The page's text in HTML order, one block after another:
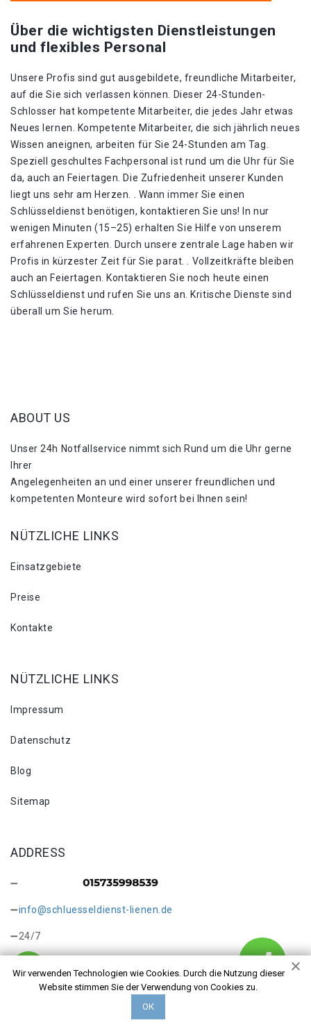
Über die wichtigsten Dienstleistungen
und flexibles Personal
Unsere Profis sind gut ausgebildete, freundliche Mitarbeiter,
auf die Sie sich verlassen können. Dieser 24-Stunden-
Schlosser hat kompetente Mitarbeiter, die jedes Jahr etwas
Neues lernen. Kompetente Mitarbeiter, die sich jährlich neues
Wissen aneignen, arbeiten für Sie 24-Stunden am Tag.
Speziell geschultes Fachpersonal ist rund um die Uhr für Sie
da, auch an Feiertagen. Die Zufriedenheit unserer Kunden
liegt uns sehr am Herzen. . Wann immer Sie einen
Schlüsseldienst benötigen, kontaktieren Sie uns! In nur
wenigen Minuten (15–25) erhalten Sie Hilfe von unserem
erfahrenen Experten. Durch unsere zentrale Lage haben wir
Profis in kürzester Zeit für Sie parat. . Vollzeitkräfte bleiben
auch an Feiertagen. Kontaktieren Sie noch heute einen
Schlüsseldienst und rufen Sie uns an. Kritische Dienste sind
überall um Sie herum.
Wir verwenden Technologien wie Cookies. Durch die Nutzung dieser
Website stimmen Sie der Verwendung von Cookies zu.
ОК
ABOUT US
Unser 24h Notfallservice nimmt sich Rund um die Uhr gerne
Ihrer
Angelegenheiten an und einer unserer freundlichen und
kompetenten Monteure wird sofort bei Ihnen sein!
NÜTZLICHE LINKS
Einsatzgebiete
Preise
Kontakte
NÜTZLICHE LINKS
Impressum
Datenschutz
Blog
Sitemap
ADDRESS
info@schluesseldienst-lienen.de
24/7
Copyright © 2026 Kontakt. Alle Rechte vorbehalten.